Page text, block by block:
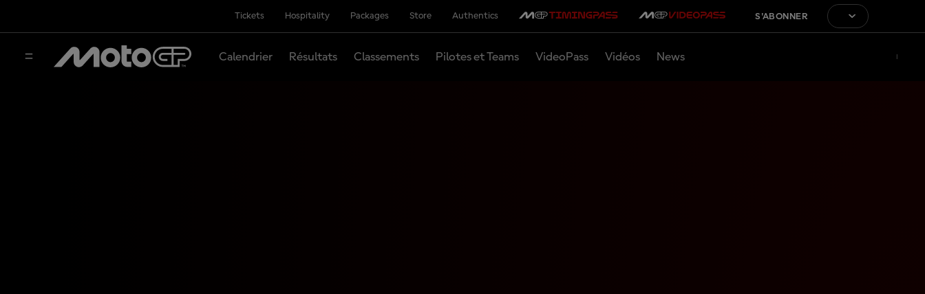
Tickets Hospitality Packages Store Authentics S'ABONNER
Calendrier Résultats Classements Pilotes et Teams VideoPass Vidéos News